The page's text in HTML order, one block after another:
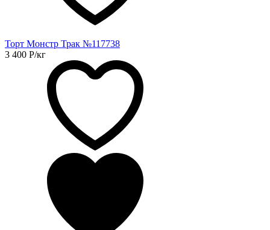
Торт Монстр Трак №117738
3 400 Р/кг